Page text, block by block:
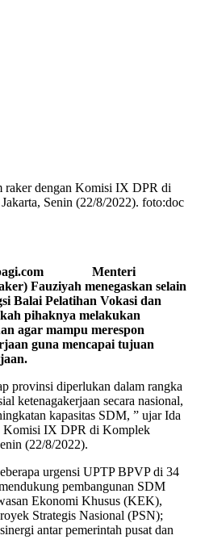
raker dengan Komisi IX DPR di
Senin (22/8/2022). foto:doc
Menteri
Fauziyah menegaskan selain
Balai Pelatihan Vokasi dan
pihaknya melakukan
agar mampu merespon
guna mencapai tujuan
provinsi diperlukan dalam rangka
ketenagakerjaan secara nasional,
kapasitas SDM, ” ujar Ida
Komisi IX DPR di Komplek
(22/8/2022).
urgensi UPTP BPVP di 34
pembangunan SDM
Ekonomi Khusus (KEK),
Strategis Nasional (PSN);
antar pemerintah pusat dan